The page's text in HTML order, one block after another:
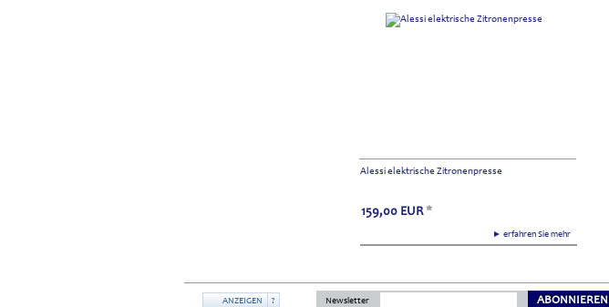
Alessi elektrische Zitronenpresse
► erfahren Sie mehr
159,00 EUR *
ANZEIGEN ? Newsletter ABONNIEREN